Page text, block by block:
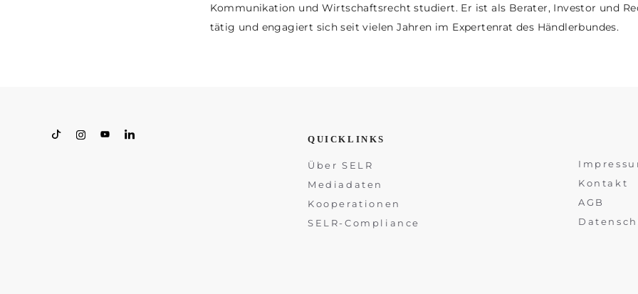
Kommunikation und Wirtschaftsrecht studiert. Er ist als Berater, Investor und
tätig und engagiert sich seit vielen Jahren im Expertenrat des Händlerbundes.
QUICKLINKS
Über SELR
Mediadaten
Kooperationen
SELR-Compliance
Kontakt
AGB